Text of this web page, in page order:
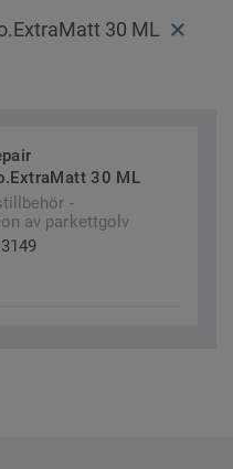
30 ML
30 ML
-
av parkettgolv